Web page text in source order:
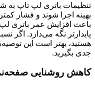
تنظیمات باتری لپ تاپ به
بهینه اجرا شوند و فشار
باعث افزایش عمر باتری
پایدارتر نگه می‌دارد.
هستید، بهتر است این
جدی بگیرید.
کاهش روشنایی